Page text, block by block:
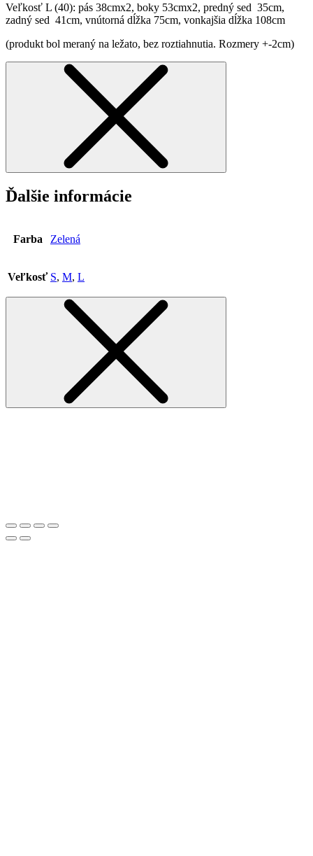
Veľkosť L (40): pás 38cmx2, boky 53cmx2, predný sed 35cm,
zadný sed 41cm, vnútorná dĺžka 75cm, vonkajšia dĺžka 108cm
(produkt bol meraný na ležato, bez roztiahnutia. Rozmery +-2cm)
Ďalšie informácie
Farba Zelená
Veľkosť S, M, L